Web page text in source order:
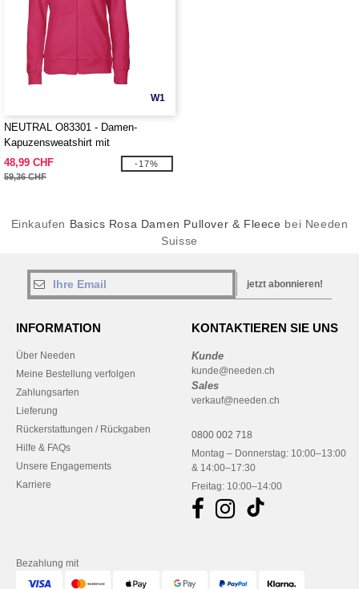
W1
NEUTRAL O83301 - Damen-
Kapuzensweatshirt mit
Reißverschluss
48,99 CHF
59,36 CHF
-17%
Einkaufen Basics Rosa Damen Pullover & Fleece bei Needen
Suisse
jetzt abonnieren!
INFORMATION
Über Needen
Meine Bestellung verfolgen
Zahlungsarten
Lieferung
Rückerstattungen / Rückgaben
Hilfe & FAQs
Unsere Engagements
Karriere
KONTAKTIEREN SIE UNS
Kunde
kunde@needen.ch
Sales
verkauf@needen.ch
0800 002 718
Montag – Donnerstag: 10:00–13:00
& 14:00–17:30
Freitag: 10:00–14:00
Bezahlung mit